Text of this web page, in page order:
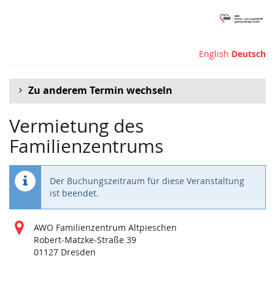
English Deutsch
Zu anderem Termin wechseln
Vermietung des
Familienzentrums
Der Buchungszeitraum für diese Veranstaltung
ist beendet.
AWO Familienzentrum Altpieschen
Robert-Matzke-Straße 39
01127 Dresden